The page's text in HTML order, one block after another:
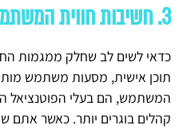
3. חשיבות חווית המשתמש
כדאי לשים לב שחלק ממגמות
תוכן אישית, מסעות משתמש
המשתמש, הם בעלי הפוטנציאל
קהלים בוגרים יותר. כאשר